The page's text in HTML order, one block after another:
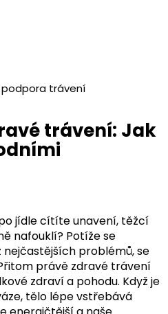
trávení
trávení: Jak
jídle cítíte unavení, těžcí
nafouklí? Potíže se
nejčastějších problémů, se
právě zdravé trávení
zdraví a pohodu. Když je
tělo lépe vstřebává